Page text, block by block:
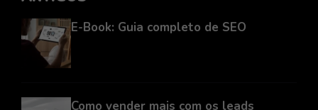
E-Book: Guia completo de SEO
Como vender mais com os leads